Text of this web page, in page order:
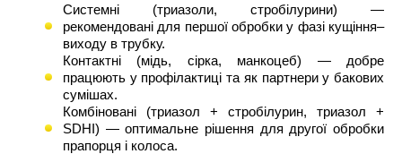
Системні (триазоли, стробілурини) —
рекомендовані для першої обробки у фазі кущіння–
виходу в трубку.
Контактні (мідь, сірка, манкоцеб) — добре
працюють у профілактиці та як партнери у бакових
сумішах.
Комбіновані (триазол + стробілурин, триазол +
SDHI) — оптимальне рішення для другої обробки
прапорця і колоса.